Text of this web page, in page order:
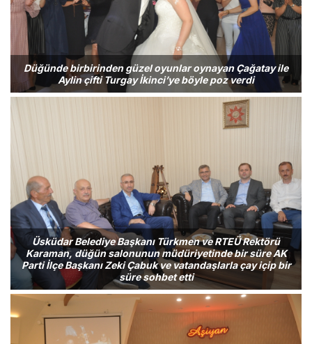
Düğünde birbirinden güzel oyunlar oynayan Çağatay ile
Aylin çifti Turgay İkinci’ye böyle poz verdi
Üsküdar Belediye Başkanı Türkmen ve RTEÜ Rektörü
Karaman, düğün salonunun müdüriyetinde bir süre AK
Parti İlçe Başkanı Zeki Çabuk ve vatandaşlarla çay içip bir
süre sohbet etti